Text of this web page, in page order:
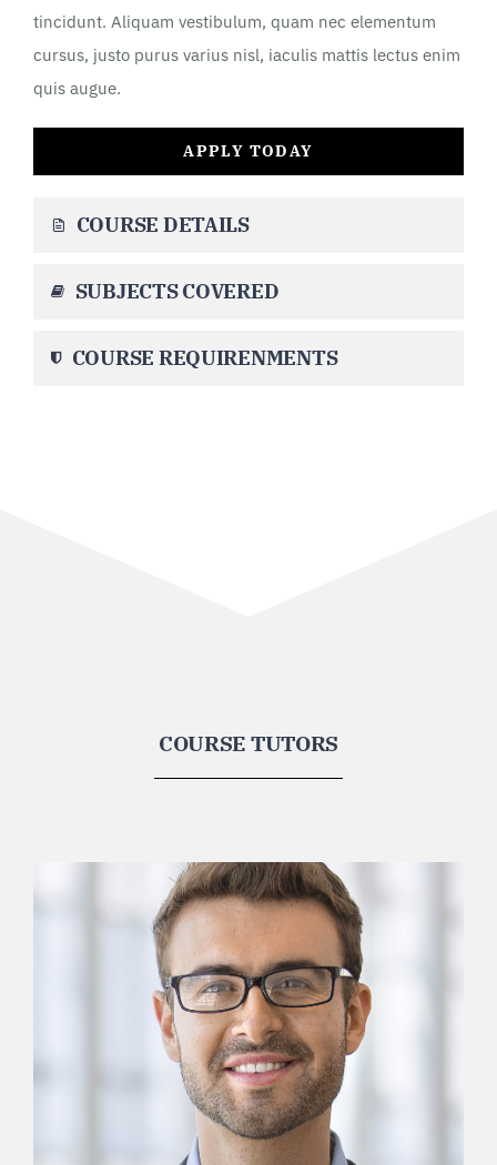
tincidunt. Aliquam vestibulum, quam nec elementum
cursus, justo purus varius nisl, iaculis mattis lectus enim
quis augue.
APPLY TODAY
COURSE DETAILS
SUBJECTS COVERED
COURSE REQUIRENMENTS
COURSE TUTORS